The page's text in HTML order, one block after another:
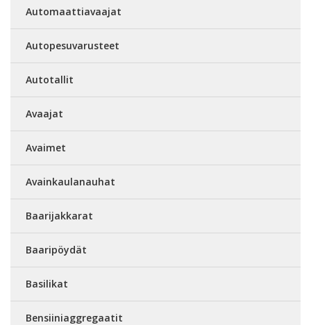
Automaattiavaajat
Autopesuvarusteet
Autotallit
Avaajat
Avaimet
Avainkaulanauhat
Baarijakkarat
Baaripöydät
Basilikat
Bensiiniaggregaatit